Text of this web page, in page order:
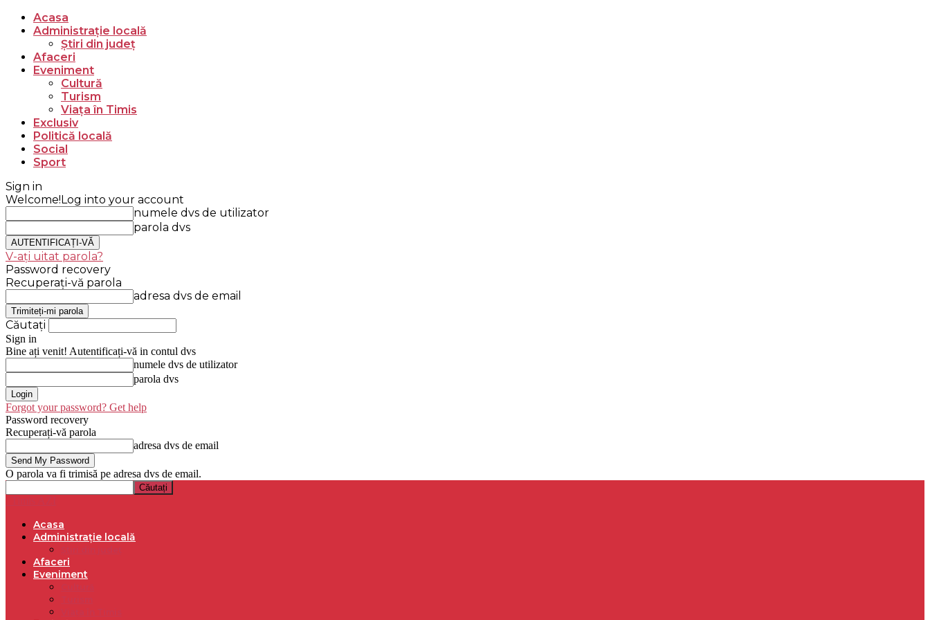
Acasa
Administrație locală
Știri din județ
Afaceri
Eveniment
Cultură
Turism
Viața în Timis
Exclusiv
Politică locală
Social
Sport
Sign in
Welcome!Log into your account
numele dvs de utilizator
parola dvs
V-ați uitat parola?
Password recovery
Recuperați-vă parola
adresa dvs de email
Căutați
Sign in
Bine ați venit! Autentificați-vă in contul dvs
numele dvs de utilizator
parola dvs
Forgot your password? Get help
Password recovery
Recuperați-vă parola
adresa dvs de email
O parola va fi trimisă pe adresa dvs de email.
Acasa
Administrație locală
Afaceri
Eveniment